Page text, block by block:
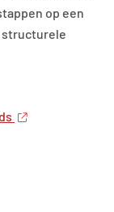
op een
structurele